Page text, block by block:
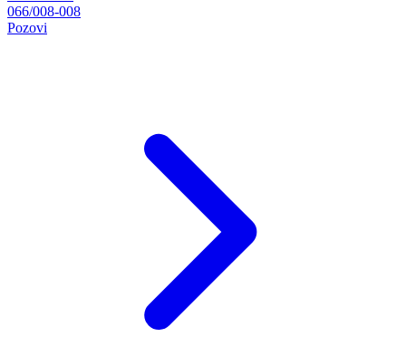
066/008-008
Pozovi